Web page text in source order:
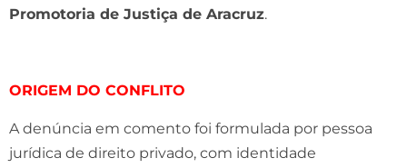
Promotoria de Justiça de Aracruz.
ORIGEM DO CONFLITO
A denúncia em comento foi formulada por pessoa
jurídica de direito privado, com identidade